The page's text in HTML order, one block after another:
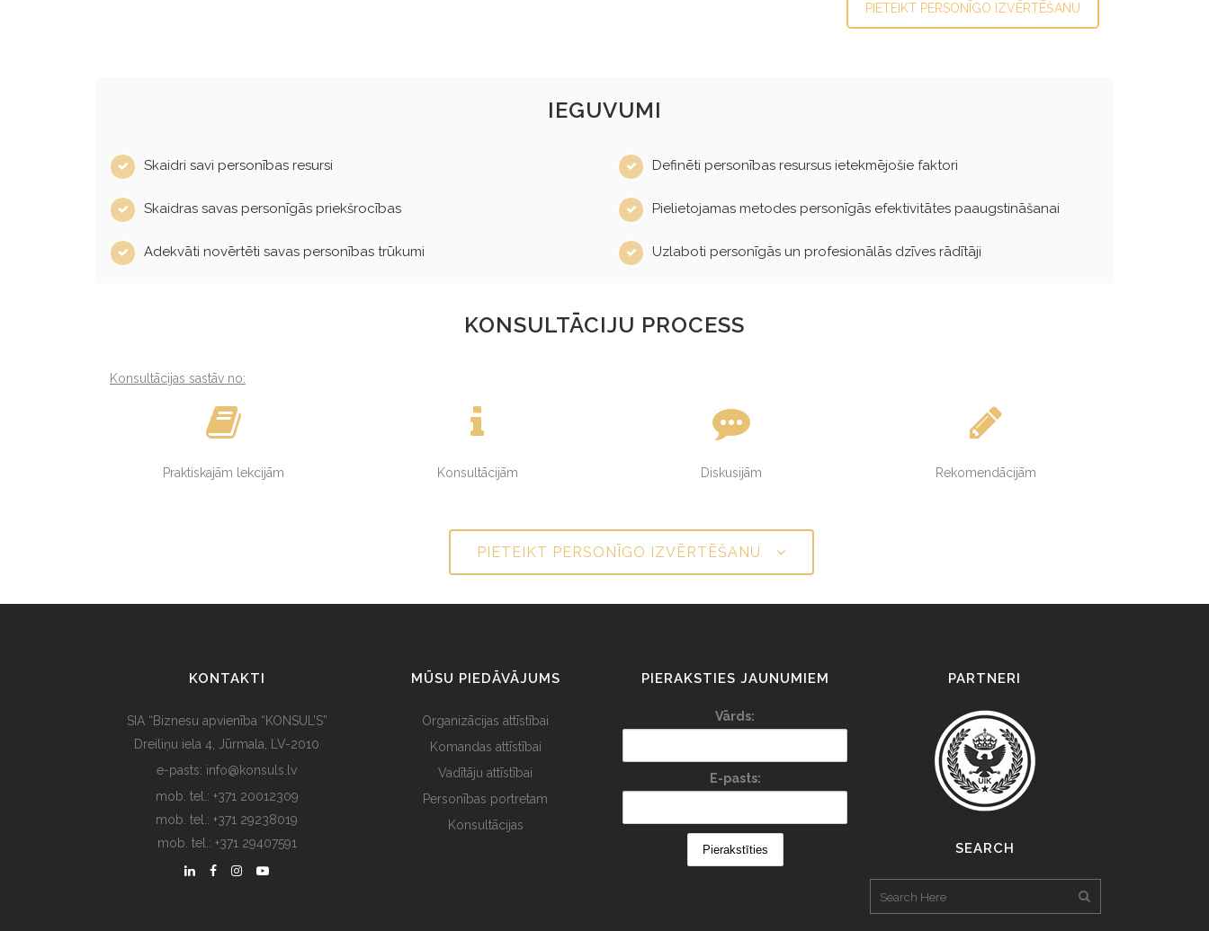
PIETEIKT PERSONĪGO IZVĒRTĒŠANU
IEGUVUMI
Skaidri savi personības resursi
Skaidras savas personīgās priekšrocības
Adekvāti novērtēti savas personības trūkumi
Definēti personības resursus ietekmējošie faktori
Pielietojamas metodes personīgās efektivitātes paaugstināšanai
Uzlaboti personīgās un profesionālās dzīves rādītāji
KONSULTĀCIJU PROCESS
Konsultācijas sastāv no:
Praktiskajām lekcijām Konsultācijām Diskusijām Rekomendācijām
PIETEIKT PERSONĪGO IZVĒRTĒŠANU
KONTAKTI
SIA “Biznesu apvienība “KONSUL’S”
Dreiliņu iela 4, Jūrmala, LV-2010
e-pasts: info@konsuls.lv
mob. tel.: +371 20012309
mob. tel.: +371 29238019
mob. tel.: +371 29407591
MŪSU PIEDĀVĀJUMS
Organizācijas attīstībai
Komandas attīstībai
Vadītāju attīstībai
Personības portretam
Konsultācijas
PIERAKSTIES JAUNUMIEM
Vārds:
E-pasts:
PARTNERI
SEARCH